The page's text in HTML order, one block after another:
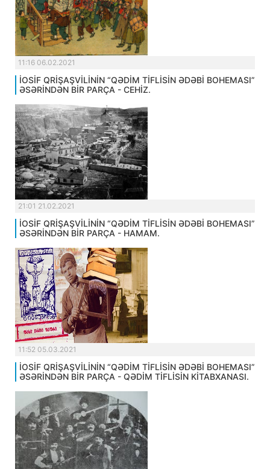
11:16 06.02.2021
İOSİF QRİŞAŞVİLİNİN “QƏDİM TİFLİSİN ƏDƏBİ BOHEMASI”
ƏSƏRİNDƏN BİR PARÇA - CEHİZ.
21:01 21.02.2021
İOSİF QRİŞAŞVİLİNİN “QƏDİM TİFLİSİN ƏDƏBİ BOHEMASI”
ƏSƏRİNDƏN BİR PARÇA - HAMAM.
11:52 05.03.2021
İOSİF QRİŞAŞVİLİNİN “QƏDİM TİFLİSİN ƏDƏBİ BOHEMASI”
ƏSƏRİNDƏN BİR PARÇA - QƏDİM TİFLİSİN KİTABXANASI.